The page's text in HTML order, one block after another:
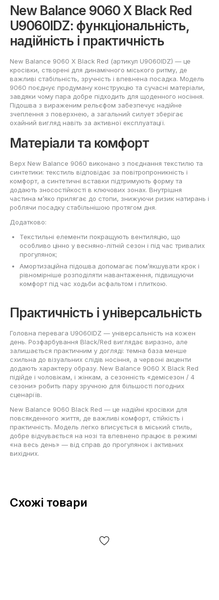
New Balance 9060 X Black Red
U9060IDZ: функціональність,
надійність і практичність
New Balance 9060 X Black Red (артикул U9060IDZ) — це
кросівки, створені для динамічного міського ритму, де
важливі стабільність, зручність і впевнена посадка. Модель
9060 поєднує продуману конструкцію та сучасні матеріали,
завдяки чому пара добре підходить для щоденного носіння.
Підошва з вираженим рельєфом забезпечує надійне
зчеплення з поверхнею, а загальний силует зберігає
охайний вигляд навіть за активної експлуатації.
Матеріали та комфорт
Верх New Balance 9060 виконано з поєднання текстилю та
синтетики: текстиль відповідає за повітропроникність і
комфорт, а синтетичні вставки підтримують форму та
додають зносостійкості в ключових зонах. Внутрішня
частина м’яко прилягає до стопи, знижуючи ризик натирань і
роблячи посадку стабільнішою протягом дня.
Додатково:
Текстильні елементи покращують вентиляцію, що
особливо цінно у весняно-літній сезон і під час тривалих
прогулянок;
Амортизаційна підошва допомагає пом’якшувати крок і
рівномірніше розподіляти навантаження, підвищуючи
комфорт під час ходьби асфальтом і плиткою.
Практичність і універсальність
Головна перевага U9060IDZ — універсальність на кожен
день. Розфарбування Black/Red виглядає виразно, але
залишається практичним у догляді: темна база менше
схильна до візуальних слідів носіння, а червоні акценти
додають характеру образу. New Balance 9060 X Black Red
підійде і чоловікам, і жінкам, а сезонність «демісезон / 4
сезони» робить пару зручною для більшості погодних
сценаріїв.
New Balance 9060 Black Red — це надійні кросівки для
повсякденного життя, де важливі комфорт, стійкість і
практичність. Модель легко вписується в міський стиль,
добре відчувається на нозі та впевнено працює в режимі
«на весь день» — від справ до прогулянок і активних
вихідних.
Схожі товари